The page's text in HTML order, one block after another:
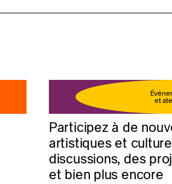
et
Participez à de
artistiques et
discussions, des
et bien plus encore